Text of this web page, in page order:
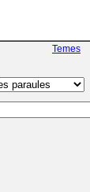
Temes